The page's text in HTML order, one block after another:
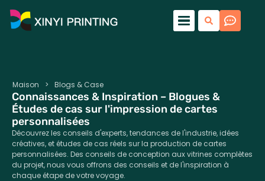
Maison > Blogs & Case
Connaissances & Inspiration – Blogues &
Études de cas sur l'impression de cartes
personnalisées
Découvrez les conseils d'experts, tendances de l'industrie, idées
créatives, et études de cas réels sur la production de cartes
personnalisées. Des conseils de conception aux vitrines complètes
du projet, nous vous offrons des conseils et de l'inspiration à
chaque étape de votre voyage.